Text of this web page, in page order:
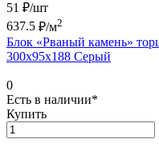
51 ₽/шт
637.5 ₽/м2
Блок «Рваный камень»
300х95х188 Серый
0
Есть в наличии*
Купить